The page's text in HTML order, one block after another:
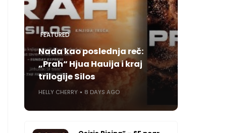
FEATURED
Nada kao poslednja reč:
„Prah“ Hjua Hauija i kraj
trilogije Silos
HELLY CHERRY 8 DAYS AGO